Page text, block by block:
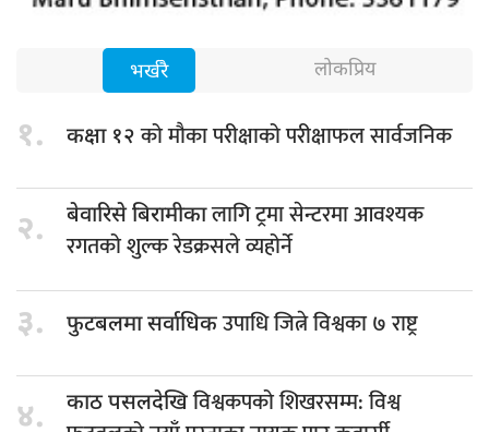
भर्खरै लोकप्रिय
१. कक्षा १२को मौका परीक्षाको परीक्षाफल सार्वजनिक
२. बेवारिसे बिरामीकालागि ट्रमा सेन्टरमा आवश्यक
रगतको शुल्क रेडक्रसले व्यहोर्ने
३. फुटबलमा सर्वाधिकउपाधि जित्ने विश्वका ७ राष्ट्र
४. काठ पसलदेखिविश्वकपको शिखरसम्म: विश्व